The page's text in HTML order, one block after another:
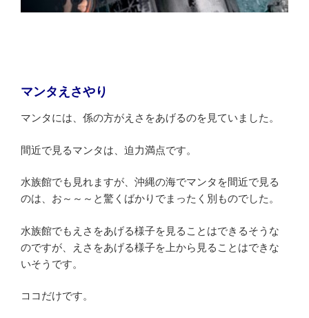
マンタえさやり
マンタには、係の方がえさをあげるのを見ていました。
間近で見るマンタは、迫力満点です。
水族館でも見れますが、沖縄の海でマンタを間近で見る
のは、お～～～と驚くばかりでまったく別ものでした。
水族館でもえさをあげる様子を見ることはできるそうな
のですが、えさをあげる様子を上から見ることはできな
いそうです。
ココだけです。